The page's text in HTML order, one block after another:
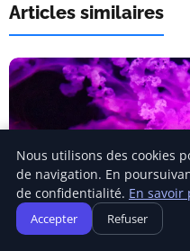
Articles similaires
Nous utilisons des cookies
de navigation. En
de confidentialité. En savoir
Accepter Refuser